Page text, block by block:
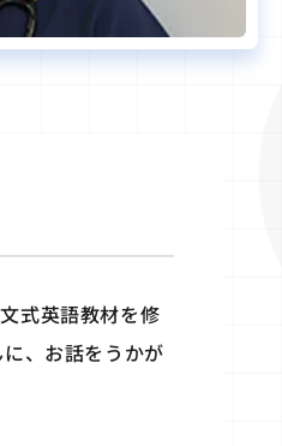
式英語教材を修
、お話をうかが